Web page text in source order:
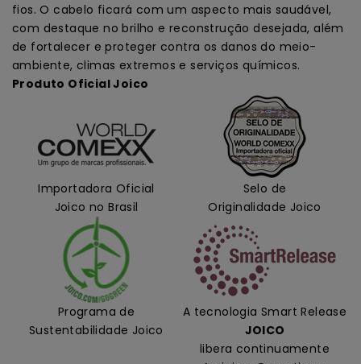
fios. O cabelo ficará com um aspecto mais saudável,
com destaque no brilho e reconstrução desejada, além
de fortalecer e proteger contra os danos do meio-
ambiente, climas extremos e serviços químicos.
Produto Oficial Joico
Importadora Oficial
Joico no Brasil
Selo de
Originalidade Joico
Programa de
Sustentabilidade Joico
A tecnologia Smart Release
JOICO
libera continuamente